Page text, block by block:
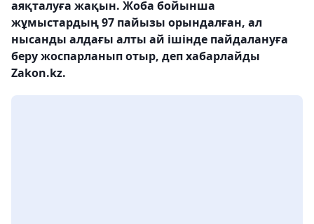
аяқталуға жақын. Жоба бойынша
жұмыстардың 97 пайызы орындалған, ал
нысанды алдағы алты ай ішінде пайдалануға
беру жоспарланып отыр, деп хабарлайды
Zakon.kz.